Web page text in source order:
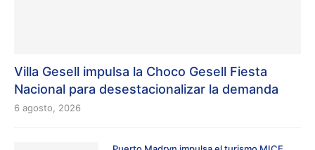
Villa Gesell impulsa la Choco Gesell Fiesta
Nacional para desestacionalizar la demanda
6 agosto, 2026